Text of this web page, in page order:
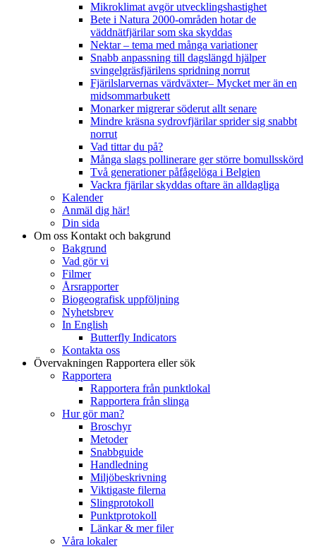
Mikroklimat avgör utvecklingshastighet
Bete i Natura 2000-områden hotar de
väddnätfjärilar som ska skyddas
Nektar – tema med många variationer
Snabb anpassning till dagslängd hjälper
svingelgräsfjärilens spridning norrut
Fjärilslarvernas värdväxter– Mycket mer än en
midsommarbukett
Monarker migrerar söderut allt senare
Mindre kräsna sydrovfjärilar sprider sig snabbt
norrut
Vad tittar du på?
Många slags pollinerare ger större bomullsskörd
Två generationer påfågelöga i Belgien
Vackra fjärilar skyddas oftare än alldagliga
Kalender
Anmäl dig här!
Din sida
Om oss Kontakt och bakgrund
Bakgrund
Vad gör vi
Filmer
Årsrapporter
Biogeografisk uppföljning
Nyhetsbrev
In English
Butterfly Indicators
Kontakta oss
Övervakningen Rapportera eller sök
Rapportera
Rapportera från punktlokal
Rapportera från slinga
Hur gör man?
Broschyr
Metoder
Snabbguide
Handledning
Miljöbeskrivning
Viktigaste filerna
Slingprotokoll
Punktprotokoll
Länkar & mer filer
Våra lokaler